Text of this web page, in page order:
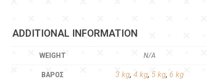
ADDITIONAL INFORMATION
WEIGHT N/A
ΒΆΡΟΣ 3 kg, 4 kg, 5 kg, 6 kg